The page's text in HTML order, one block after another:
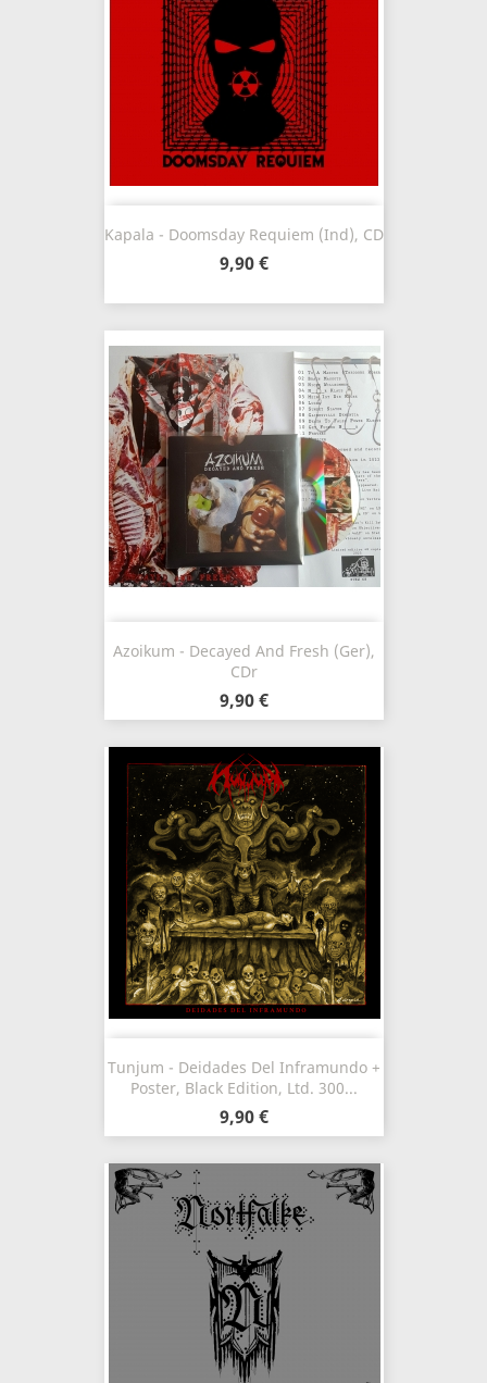
Kapala - Doomsday Requiem (Ind), CD
9,90 €
Azoikum - Decayed And Fresh (Ger),
CDr
9,90 €
Tunjum - Deidades Del Inframundo +
Poster, Black Edition, Ltd. 300...
9,90 €